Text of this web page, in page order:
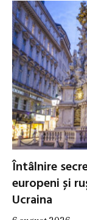
Întâlnire
europeni și
Ucraina